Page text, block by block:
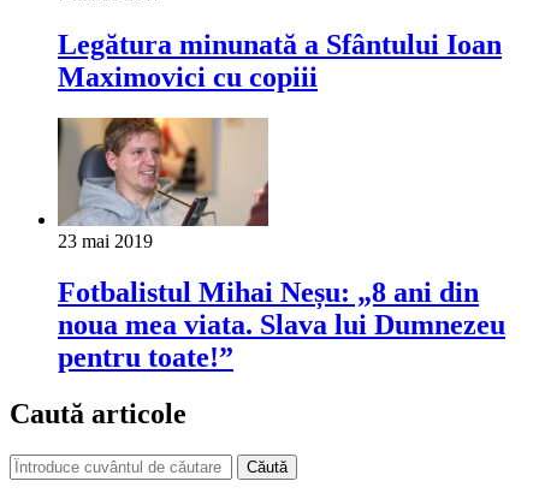
Legătura minunată a Sfântului Ioan
Maximovici cu copiii
23 mai 2019
Fotbalistul Mihai Neșu: „8 ani din
noua mea viata. Slava lui Dumnezeu
pentru toate!”
Caută articole
Căută